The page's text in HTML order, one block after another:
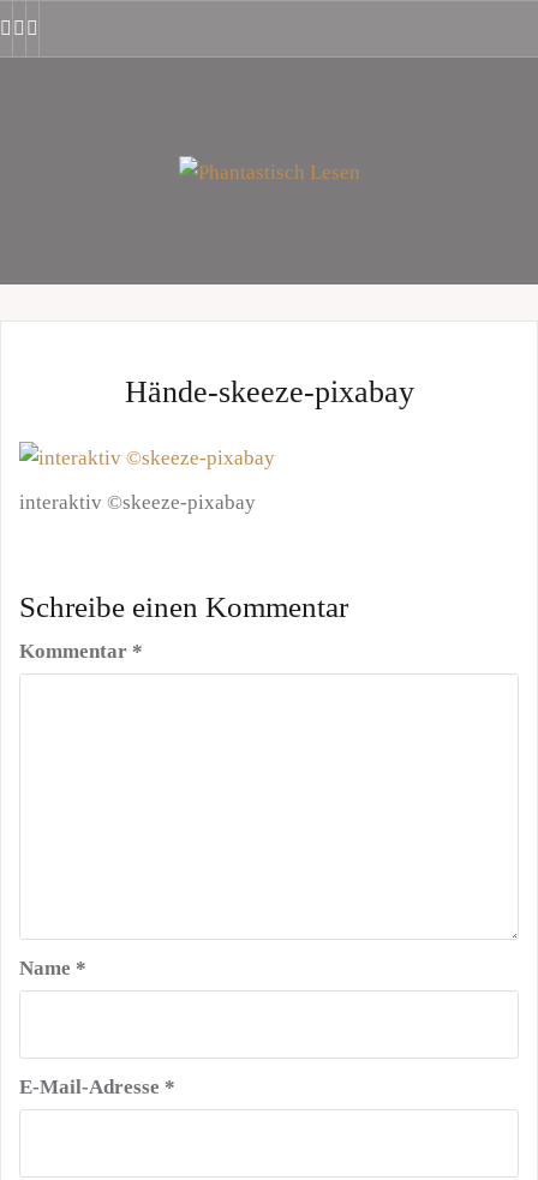
Zum
Hände-skeeze-pixabay
interaktiv ©skeeze-pixabay
Schreibe einen Kommentar
Kommentar *
Name *
E-Mail-Adresse *